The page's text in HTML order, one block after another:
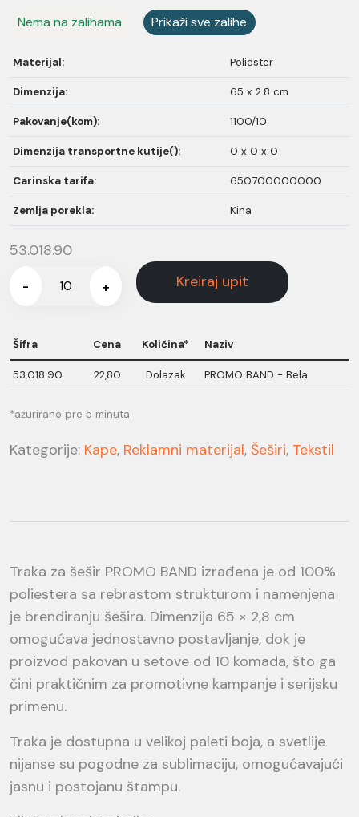
Nema na zalihama Prikaži sve zalihe
Materijal: Poliester
Dimenzija: 65 x 2.8 cm
Pakovanje(kom): 1100/10
Dimenzija transportne kutije(): 0 x 0 x 0
Carinska tarifa: 650700000000
Zemlja porekla: Kina
53.018.90
- + Kreiraj upit
Šifra Cena Količina* Naziv
53.018.90 22,80 Dolazak PROMO BAND - Bela
*ažurirano pre 5 minuta
Kategorije: Kape, Reklamni materijal, Šeširi, Tekstil
Traka za šešir PROMO BAND izrađena je od 100%
poliestera sa rebrastom strukturom i namenjena
je brendiranju šešira. Dimenzija 65 × 2,8 cm
omogućava jednostavno postavljanje, dok je
proizvod pakovan u setove od 10 komada, što ga
čini praktičnim za promotivne kampanje i serijsku
primenu.
Traka je dostupna u velikoj paleti boja, a svetlije
nijanse su pogodne za sublimaciju, omogućavajući
jasnu i postojanu štampu.